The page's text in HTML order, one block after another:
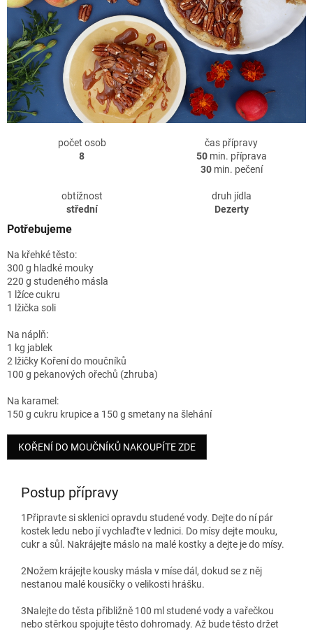
počet osob
8
čas přípravy
50min. příprava
30min. pečení
obtížnost
střední
druh jídla
Dezerty
Potřebujeme
Na křehké těsto:
300 g hladké mouky
220 g studeného másla
1 lžíce cukru
1 lžička soli
Na náplň:
1 kg jablek
2 lžičky Koření do moučníků
100 g pekanových ořechů (zhruba)
Na karamel:
150 g cukru krupice a 150 g smetany na šlehání
KOŘENÍ DO MOUČNÍKŮ NAKOUPÍTE ZDE
Postup přípravy
1 Připravte si sklenici opravdu studené vody. Dejte do ní pár
kostek ledu nebo jí vychlaďte v lednici. Do mísy dejte mouku,
cukr a sůl. Nakrájejte máslo na malé kostky a dejte je do mísy.
2Nožem krájejte kousky másla v míse dál, dokud se z něj
nestanou malé kousíčky o velikosti hrášku.
3Nalejte do těsta přibližně 100 ml studené vody a vařečkou
nebo stěrkou spojujte těsto dohromady. Až bude těsto držet